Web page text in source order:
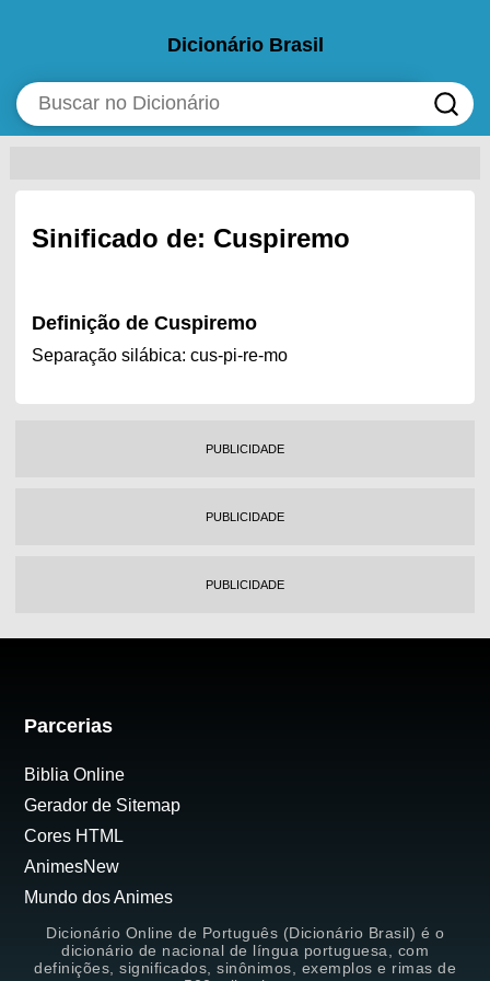
Dicionário Brasil
Sinificado de: Cuspiremo
Definição de Cuspiremo
Separação silábica: cus-pi-re-mo
PUBLICIDADE
PUBLICIDADE
PUBLICIDADE
Parcerias
Biblia Online
Gerador de Sitemap
Cores HTML
AnimesNew
Mundo dos Animes
Dicionário Online de Português (Dicionário Brasil) é o
dicionário de nacional de língua portuguesa, com
definições, significados, sinônimos, exemplos e rimas de